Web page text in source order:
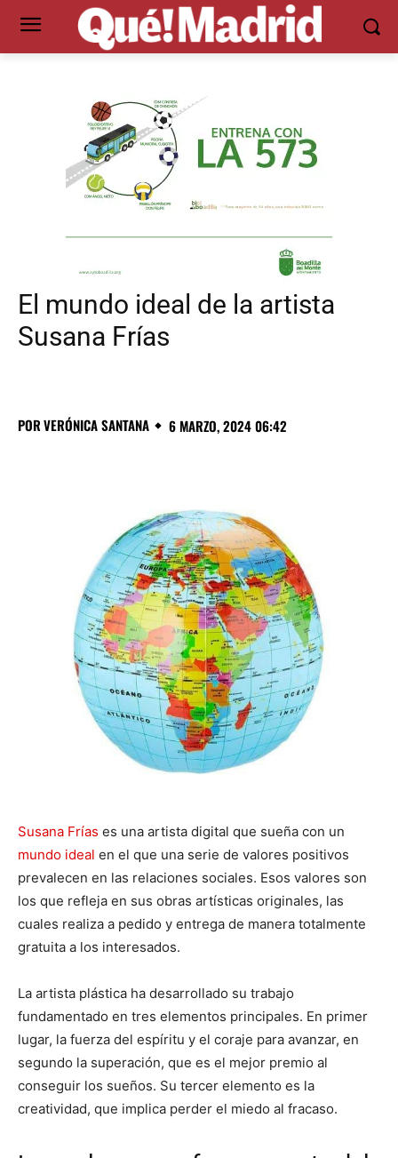
El mundo ideal de la artista
Susana Frías
PORVERÓNICA SANTANA 6 MARZO, 2024 06:42
Susana Frías es una artista digital que sueña con un
mundo ideal en el que una serie de valores positivos
prevalecen en las relaciones sociales. Esos valores son
los que refleja en sus obras artísticas originales, las
cuales realiza a pedido y entrega de manera totalmente
gratuita a los interesados.
La artista plástica ha desarrollado su trabajo
fundamentado en tres elementos principales. En primer
lugar, la fuerza del espíritu y el coraje para avanzar, en
segundo la superación, que es el mejor premio al
conseguir los sueños. Su tercer elemento es la
creatividad, que implica perder el miedo al fracaso.